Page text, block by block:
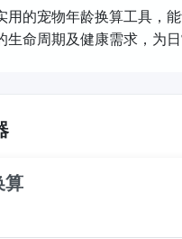
用的宠物年龄换算工具，
命周期及健康需求，为
算